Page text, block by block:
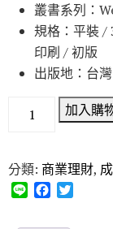
叢書系列：
規格：平裝 /
印刷 / 初版
出版地：台灣
加入購
分類: 商業理財,